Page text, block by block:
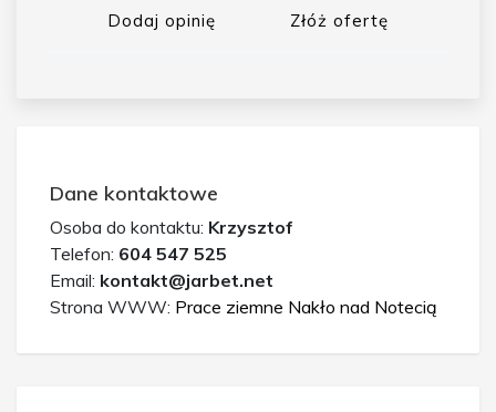
Dodaj opinię Złóż ofertę
Dane kontaktowe
Osoba do kontaktu: Krzysztof
Telefon: 604 547 525
Email: kontakt@jarbet.net
Strona WWW: Prace ziemne Nakło nad Notecią